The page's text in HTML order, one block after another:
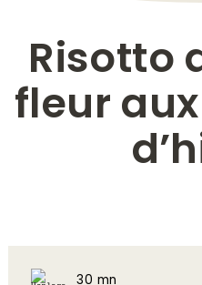
Risotto
fleur
30 mn